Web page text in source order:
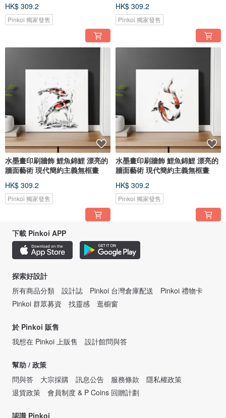
HK$ 309.2
Pinkoi 獨家發售
HK$ 309.2
Pinkoi 獨家發售
水墨畫印刷牆飾 鯉魚錦鯉 漂亮的
牆面藝術 現代簡約主義無框畫
HK$ 309.2
Pinkoi 獨家發售
水墨畫印刷牆飾 鯉魚錦鯉 漂亮的
牆面藝術 現代簡約主義無框畫
HK$ 309.2
Pinkoi 獨家發售
下載 Pinkoi APP
探索好設計
所有商品分類
設計誌 Pinkoi 台灣倉庫配送
Pinkoi 禮物卡
Pinkoi 群眾募資
找靈感 逛櫥窗
於 Pinkoi 販售
我想在 Pinkoi 上販售
設計館問與答
幫助 / 政策
問與答
大宗採購 訊息公告 服務條款
隱私權政策
退貨政策
會員制度 & P Coins 回贈計劃
認識 Pinkoi